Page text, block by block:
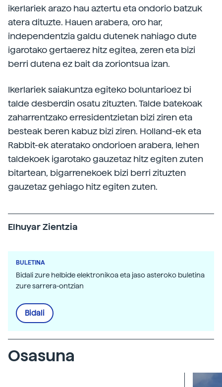
ikerlariek arazo hau aztertu eta ondorio batzuk
atera dituzte. Hauen arabera, oro har,
independentzia galdu dutenek nahiago dute
igarotako gertaerez hitz egitea, zeren eta bizi
berri dutena ez bait da zoriontsua izan.
Ikerlariek saiakuntza egiteko boluntarioez bi
talde desberdin osatu zituzten. Talde batekoak
zaharrentzako erresidentzietan bizi ziren eta
besteak beren kabuz bizi ziren. Holland-ek eta
Rabbit-ek ateratako ondorioen arabera, lehen
taldekoek igarotako gauzetaz hitz egiten zuten
bitartean, bigarrenekoek bizi berri zituzten
gauzetaz gehiago hitz egiten zuten.
Elhuyar Zientzia
BULETINA
Bidali zure helbide elektronikoa eta jaso asteroko buletina
zure sarrera-ontzian
Bidali
Osasuna